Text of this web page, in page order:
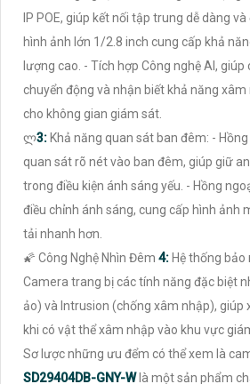
IP POE, giúp kết nối tập trung dễ dàng
hình ảnh lớn 1/2.8 inch cung cấp khả
lượng cao. - Tích hợp Công nghệ AI,
chuyển động và nhận biết khả năng xâm
cho không gian giám sát.
ლ3: Khả năng quan sát ban đêm: -
quan sát rõ nét vào ban đêm, giúp giữ
trong điều kiện ánh sáng yếu. - Hồng
điều chỉnh ánh sáng, cung cấp hình ảnh
tải nhanh hơn.
🌠 Công Nghệ Nhìn Đêm 4: Hệ thống
Camera trang bị các tính năng đặc biệt
ảo) và Intrusion (chống xâm nhập), giúp
khi có vật thể xâm nhập vào khu vực
Sơ lược những ưu đểm có thể xem là
SD29404DB-GNY-W là một sản phẩm